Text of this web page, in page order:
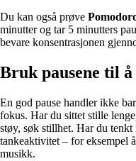
Du kan også prøve
minutter og tar 5 minutters
bevare konsentrasjonen
Bruk pausene til
En god pause handler ikke
fokus. Har du sittet stille
støy, søk stillhet. Har du
tankeaktivitet – for eksempel
musikk.